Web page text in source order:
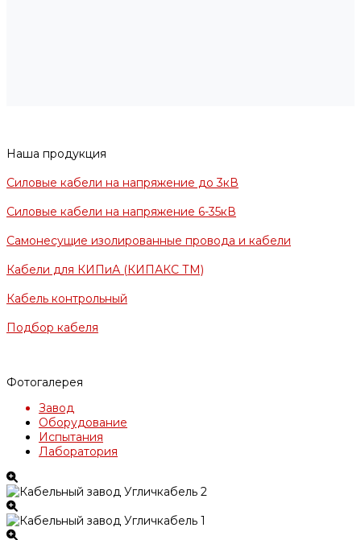
Наша продукция
Силовые кабели на напряжение до 3кВ
Силовые кабели на напряжение 6-35кВ
Самонесущие изолированные провода и кабели
Кабели для КИПиА (КИПАКС ТМ)
Кабель контрольный
Подбор кабеля
Фотогалерея
Завод
Оборудование
Испытания
Лаборатория